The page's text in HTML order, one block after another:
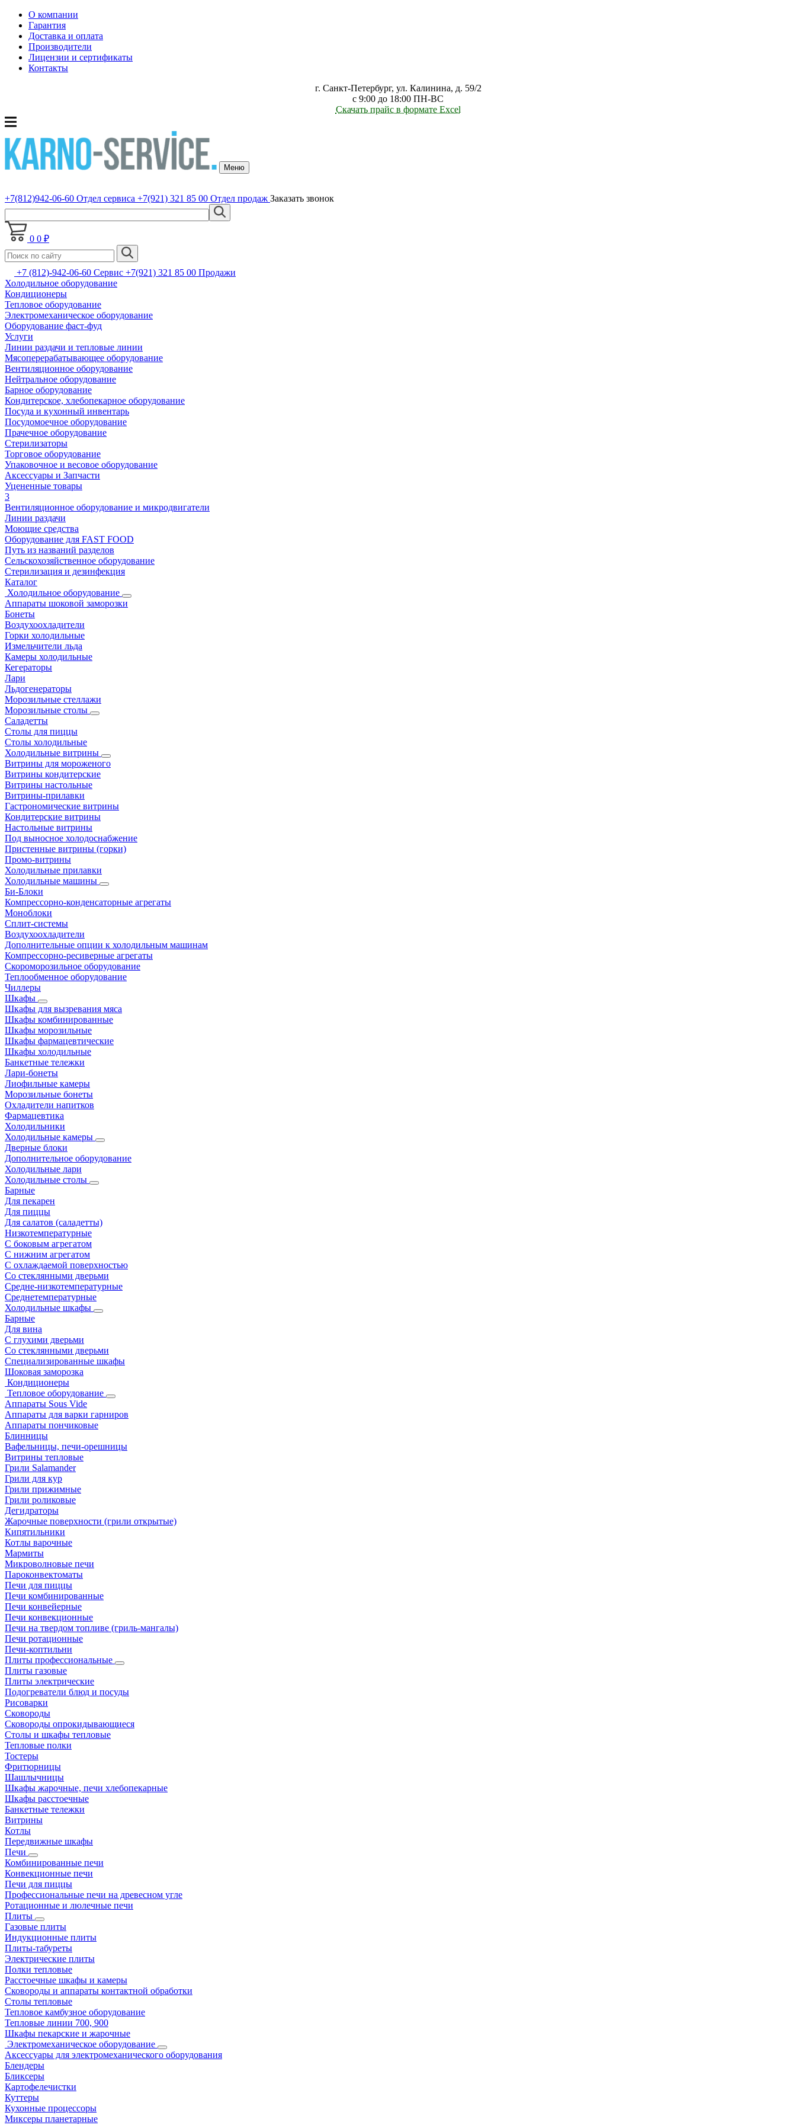
О компании
Гарантия
Доставка и оплата
Производители
Лицензии и сертификаты
Контакты
г. Санкт-Петербург, ул. Калинина, д. 59/2
с 9:00 до 18:00 ПН-ВС
Скачать прайс в формате Excel
Меню
+7(812)942-06-60 Отдел сервиса +7(921) 321 85 00 Отдел продаж Заказать звонок
0 0 ₽
+7 (812)-942-06-60 Сервис +7(921) 321 85 00 Продажи
Холодильное оборудование
Кондиционеры
Тепловое оборудование
Электромеханическое оборудование
Оборудование фаст-фуд
Услуги
Линии раздачи и тепловые линии
Мясоперерабатывающее оборудование
Вентиляционное оборудование
Нейтральное оборудование
Барное оборудование
Кондитерское, хлебопекарное оборудование
Посуда и кухонный инвентарь
Посудомоечное оборудование
Прачечное оборудование
Стерилизаторы
Торговое оборудование
Упаковочное и весовое оборудование
Аксессуары и Запчасти
Уцененные товары
3
Вентиляционное оборудование и микродвигатели
Линии раздачи
Моющие средства
Оборудование для FAST FOOD
Путь из названий разделов
Сельскохозяйственное оборудование
Стерилизация и дезинфекция
Каталог
Холодильное оборудование
Аппараты шоковой заморозки
Бонеты
Воздухоохладители
Горки холодильные
Измельчители льда
Камеры холодильные
Кегераторы
Лари
Льдогенераторы
Морозильные стеллажи
Морозильные столы
Саладетты
Столы для пиццы
Столы холодильные
Холодильные витрины
Витрины для мороженого
Витрины кондитерские
Витрины настольные
Витрины-прилавки
Гастрономические витрины
Кондитерские витрины
Настольные витрины
Под выносное холодоснабжение
Пристенные витрины (горки)
Промо-витрины
Холодильные прилавки
Холодильные машины
Би-Блоки
Компрессорно-конденсаторные агрегаты
Моноблоки
Сплит-системы
Воздухоохладители
Дополнительные опции к холодильным машинам
Компрессорно-ресиверные агрегаты
Скороморозильное оборудование
Теплообменное оборудование
Чиллеры
Шкафы
Шкафы для вызревания мяса
Шкафы комбинированные
Шкафы морозильные
Шкафы фармацевтические
Шкафы холодильные
Банкетные тележки
Лари-бонеты
Лиофильные камеры
Морозильные бонеты
Охладители напитков
Фармацевтика
Холодильники
Холодильные камеры
Дверные блоки
Дополнительное оборудование
Холодильные лари
Холодильные столы
Барные
Для пекарен
Для пиццы
Для салатов (саладетты)
Низкотемпературные
С боковым агрегатом
С нижним агрегатом
С охлаждаемой поверхностью
Со стеклянными дверьми
Средне-низкотемпературные
Среднетемпературные
Холодильные шкафы
Барные
Для вина
С глухими дверьми
Со стеклянными дверьми
Специализированные шкафы
Шоковая заморозка
Кондиционеры
Тепловое оборудование
Аппараты Sous Vide
Аппараты для варки гарниров
Аппараты пончиковые
Блинницы
Вафельницы, печи-орешницы
Витрины тепловые
Грили Salamander
Грили для кур
Грили прижимные
Грили роликовые
Дегидраторы
Жарочные поверхности (грили открытые)
Кипятильники
Котлы варочные
Мармиты
Микроволновые печи
Пароконвектоматы
Печи для пиццы
Печи комбинированные
Печи конвейерные
Печи конвекционные
Печи на твердом топливе (гриль-мангалы)
Печи ротационные
Печи-коптильни
Плиты профессиональные
Плиты газовые
Плиты электрические
Подогреватели блюд и посуды
Рисоварки
Сковороды
Сковороды опрокидывающиеся
Столы и шкафы тепловые
Тепловые полки
Тостеры
Фритюрницы
Шашлычницы
Шкафы жарочные, печи хлебопекарные
Шкафы расстоечные
Банкетные тележки
Витрины
Котлы
Передвижные шкафы
Печи
Комбинированные печи
Конвекционные печи
Печи для пиццы
Профессиональные печи на древесном угле
Ротационные и люлечные печи
Плиты
Газовые плиты
Индукционные плиты
Плиты-табуреты
Электрические плиты
Полки тепловые
Расстоечные шкафы и камеры
Сковороды и аппараты контактной обработки
Столы тепловые
Тепловое камбузное оборудование
Тепловые линии 700, 900
Шкафы пекарские и жарочные
Электромеханическое оборудование
Аксессуары для электромеханического оборудования
Блендеры
Бликсеры
Картофелечистки
Куттеры
Кухонные процессоры
Миксеры планетарные